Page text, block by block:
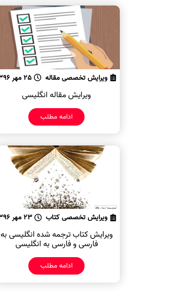
ویرایش تخصصی مقاله
ویرایش مقاله انگلیسی
ادامه مطلب
ویرایش تخصصی کتاب
ویرایش کتاب ترجمه شده انگلیسی به
فارسی و فارسی به انگلیسی
ادامه مطلب